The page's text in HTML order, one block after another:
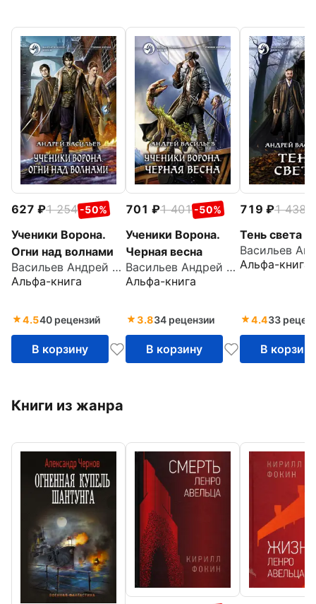
627 1 254 -50%
Ученики Ворона.
Огни над волнами
Васильев Андрей Александрович
Альфа-книга
4.540 рецензий
В корзину
701 1 401 -50%
Ученики Ворона.
Черная весна
Васильев Андрей Александрович
Альфа-книга
3.834 рецензии
В корзину
719 1 438
Тень света
Альфа-книга
4.433
В корзину
Книги из жанра